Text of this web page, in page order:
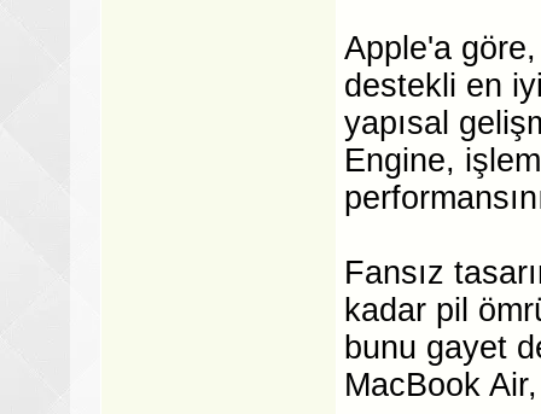
Apple'a
destekli en
yapısal
Engine,
Fansız
kadar pil
bunu gayet
MacBook